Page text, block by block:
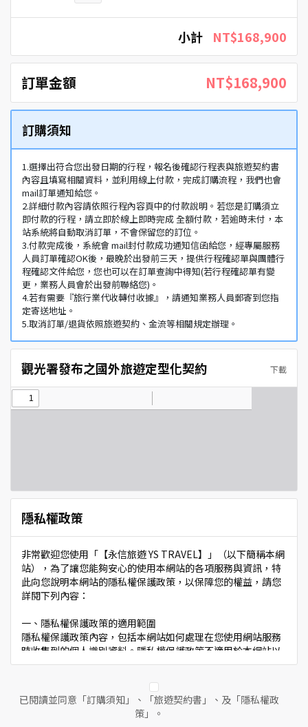
小計 NT$168,900
訂單金額 NT$168,900
訂購須知
1.選擇出符合您出發日期的行程，報名後確認行程表與旅遊契約書
內容且填寫相關資料，並利用線上付款，完成訂購流程，我們也會
mail訂單通知給您。
2.詳細付款內容請依照行程內容頁中的付款說明。若您是訂購須立
即付款的行程，請立即於線上即時完成 全額付款，若逾時未付，本
站系統將自動取消訂單，不會保留您的訂位。
3.付款完成後，系統會 mail封付款成功通知信函給您，經專屬服務
人員訂單確認OK後，最晚於出發前三天，提供行程確認單與團體行
程確認文件給您，您也可以在訂單查詢中得知(若行程確認單有變
更，業務人員會於出發前聯絡您)。
4.若有需要『旅行業代收轉付收據』，請通知業務人員郵寄到您指
定寄送地址。
5.取消訂單/退貨依照旅遊契約、金流等相關規定辦理。
觀光署發布之國外旅遊定型化契約 下載
隱私權政策
非常歡迎您使用「【永信旅遊 YS TRAVEL】」（以下簡稱本網
站），為了讓您能夠安心的使用本網站的各項服務與資訊，特
此向您說明本網站的隱私權保護政策，以保障您的權益，請您
詳閱下列內容：
一、隱私權保護政策的適用範圍
隱私權保護政策內容，包括本網站如何處理在您使用網站服務
時收集到的個人識別資料。隱私權保護政策不適用於本網站以
外的相關連結網站，也不適用於非本網站所委託或參與管理的
二、個人資料的蒐集、處理及利用方式
當您造訪本網站或使用本網站所提供之功能服務時，我們將視
已閱讀並同意「訂購須知」、「旅遊契約書」、及「隱私權政
策」。